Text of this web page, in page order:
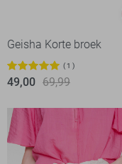
Geisha Korte broek
1
49,00 69,99